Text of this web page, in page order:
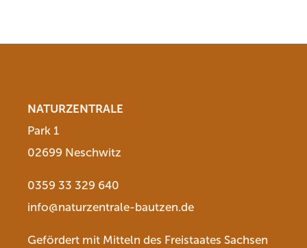
NATURZENTRALE
Park 1
02699 Neschwitz
0359 33 329 640
info@naturzentrale-bautzen.de
Gefördert mit Mitteln des Freistaates Sachsen